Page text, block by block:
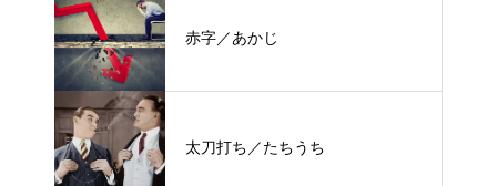
赤字／あかじ
太刀打ち／たちうち